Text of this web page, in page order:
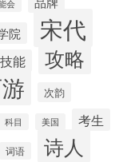
会
院 宋代
技能 攻略
次韵
科目 美国 考生
词语 诗人